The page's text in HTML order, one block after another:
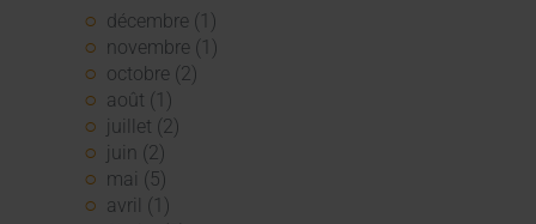
décembre (1)
novembre (1)
octobre (2)
août (1)
juillet (2)
juin (2)
mai (5)
avril (1)